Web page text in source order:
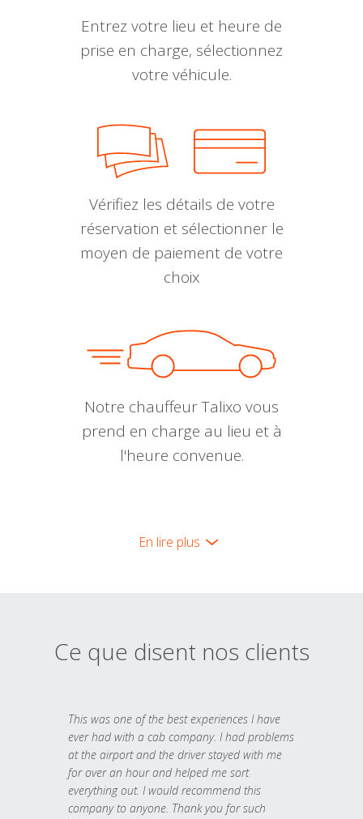
Entrez votre lieu et heure de
prise en charge, sélectionnez
votre véhicule.
Vérifiez les détails de votre
réservation et sélectionner le
moyen de paiement de votre
choix
Notre chauffeur Talixo vous
prend en charge au lieu et à
l'heure convenue.
En lire plus
Ce que disent nos clients
This was one of the best experiences I have
ever had with a cab company. I had problems
at the airport and the driver stayed with me
for over an hour and helped me sort
everything out. I would recommend this
company to anyone. Thank you for such